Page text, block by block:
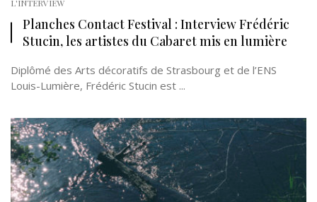
L'INTERVIEW
Planches Contact Festival : Interview Frédéric
Stucin, les artistes du Cabaret mis en lumière
Diplômé des Arts décoratifs de Strasbourg et de l’ENS
Louis-Lumière, Frédéric Stucin est ...